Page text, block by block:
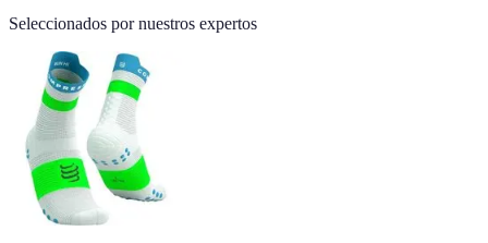
Seleccionados por nuestros expertos